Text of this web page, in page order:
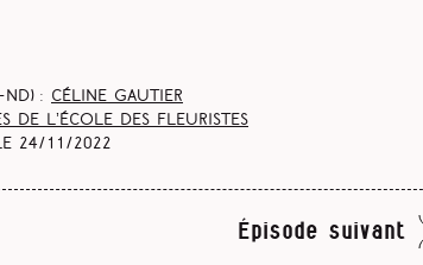
ND) : Céline Gautier
de l’école des Fleuristes
24/11/2022
Épisode suivant